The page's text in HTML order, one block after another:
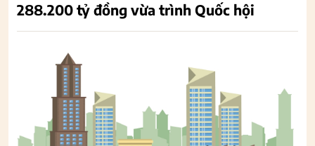
288.200 tỷ đồng vừa trình Quốc hội